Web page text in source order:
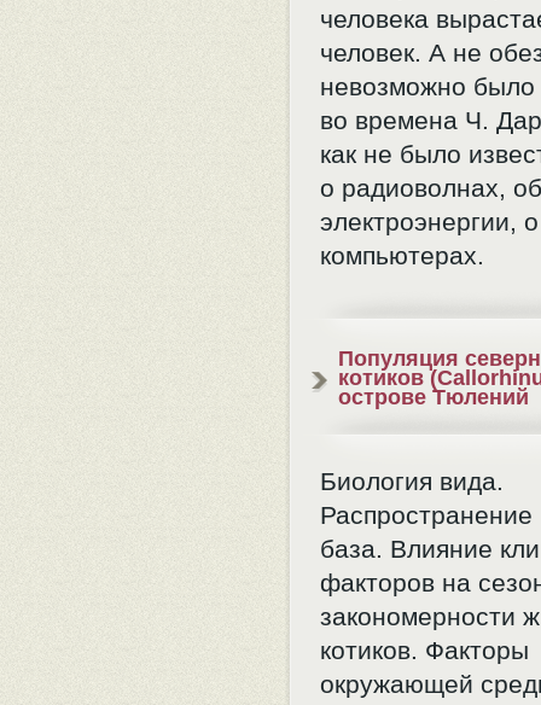
человека
человек. А не
невозможно было
во времена Ч.
как не было
о радиоволнах, об
электроэнергии, о
компьютерах.
Популяция
котиков
острове Тюлений
Биология вида.
Распространение
база. Влияние
факторов на
закономерности
котиков. Факторы
окружающей